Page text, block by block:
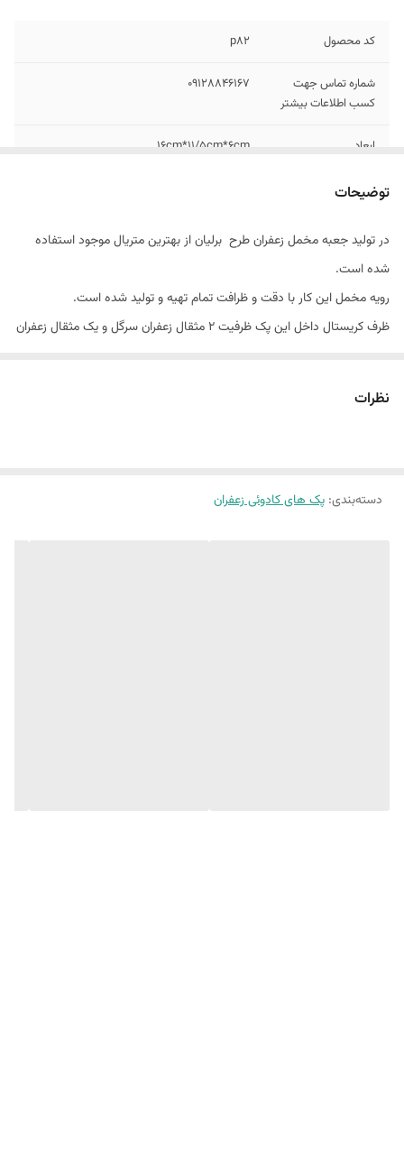
کد محصول p82
شماره تماس جهت
کسب اطلاعات بیشتر
09128846167
ابعاد 16cm*11/5cm*6cm
وزن
توضیحات
در تولید جعبه مخمل زعفران طرح برلیان از بهترین متریال موجود استفاده
شده است.
رویه مخمل این کار با دقت و ظرافت تمام تهیه و تولید شده است.
ظرف کریستال داخل این پک ظرفیت 2 مثقال زعفران سرگل و یک مثقال زعفران
نظرات
دسته‌بندی: پک های کادوئی زعفران